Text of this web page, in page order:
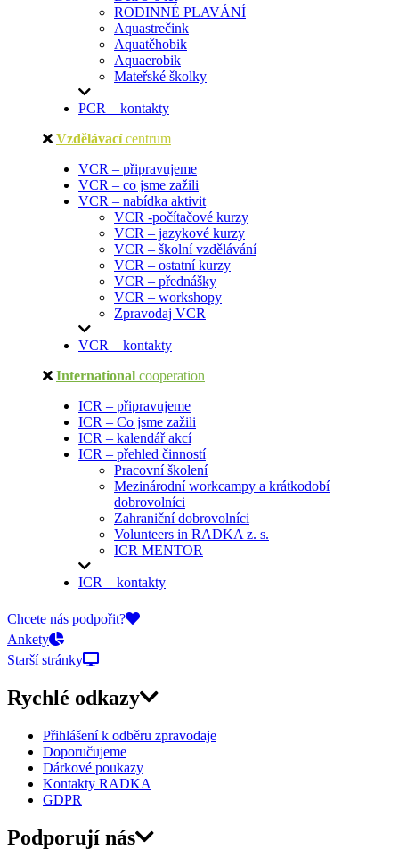
RODINNÉ PLAVÁNÍ
Aquastrečink
Aquatěhobik
Aquaerobik
Mateřské školky
PCR – kontakty
Vzdělávací centrum
VCR – připravujeme
VCR – co jsme zažili
VCR – nabídka aktivit
VCR -počítačové kurzy
VCR – jazykové kurzy
VCR – školní vzdělávání
VCR – ostatní kurzy
VCR – přednášky
VCR – workshopy
Zpravodaj VCR
VCR – kontakty
International cooperation
ICR – připravujeme
ICR – Co jsme zažili
ICR – kalendář akcí
ICR – přehled činností
Pracovní školení
Mezinárodní workcampy a krátkodobí
dobrovolníci
Zahraniční dobrovolníci
Volunteers in RADKA z. s.
ICR MENTOR
ICR – kontakty
On-line přihlášky
Chcete nás podpořit?
Ankety
Starší stránky
Rychlé odkazy
Přihlášení k odběru zpravodaje
Doporučujeme
Dárkové poukazy
Kontakty RADKA
GDPR
Podporují nás